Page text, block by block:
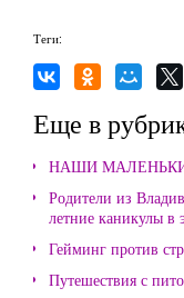
Теги:
Еще в
НАШИ
Родители из
летние каникулы в
Гейминг против
Путешествия с